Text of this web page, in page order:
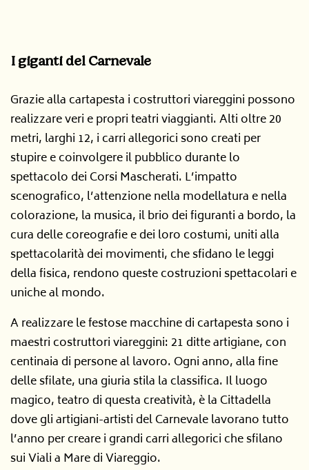
I giganti del Carnevale
Grazie alla cartapesta i costruttori viareggini possono
realizzare veri e propri teatri viaggianti. Alti oltre 20
metri, larghi 12, i carri allegorici sono creati per
stupire e coinvolgere il pubblico durante lo
spettacolo dei Corsi Mascherati. L’impatto
scenografico, l’attenzione nella modellatura e nella
colorazione, la musica, il brio dei figuranti a bordo, la
cura delle coreografie e dei loro costumi, uniti alla
spettacolarità dei movimenti, che sfidano le leggi
della fisica, rendono queste costruzioni spettacolari e
uniche al mondo.
A realizzare le festose macchine di cartapesta sono i
maestri costruttori viareggini: 21 ditte artigiane, con
centinaia di persone al lavoro. Ogni anno, alla fine
delle sfilate, una giuria stila la classifica. Il luogo
magico, teatro di questa creatività, è la Cittadella
dove gli artigiani-artisti del Carnevale lavorano tutto
l’anno per creare i grandi carri allegorici che sfilano
sui Viali a Mare di Viareggio.